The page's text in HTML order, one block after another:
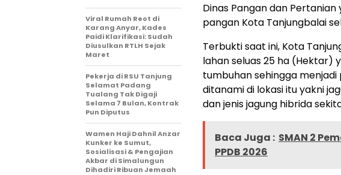
Dinas Pangan dan
pangan Kota Tanjungbalai
Terbukti saat ini, Kota
lahan seluas 25 ha (Hektar)
tumbuhan sehingga
ditanami di lokasi itu yakni
dan jenis jagung hibrida
Baca Juga : SMAN 2
PPDB 2026
Viral Rumah Reot di
Karang Anyar, Kades
Paidi Klarifikasi: Sudah
Diusulkan RTLH Sejak
Maret
Pekerja di RSU Tanjung
Selamat Padang
Tualang Tak Digaji
Selama 7 Bulan, Kontrak
Pun Diputus
Wamen Haji Dahnil Anzar
Kunker ke Sumut,
Sosialisasi & Pengajian
Akbar di Simalungun
Dihadiri Ribuan Jemaah